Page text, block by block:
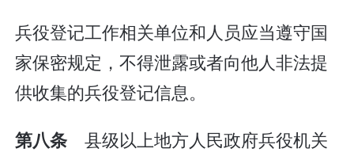
兵役登记工作相关单位和人员应当遵守国
家保密规定，不得泄露或者向他人非法提
供收集的兵役登记信息。
第八条县级以上地方人民政府兵役机关